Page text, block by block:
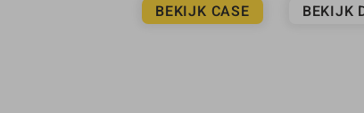
BEKIJK CASE BEKIJK